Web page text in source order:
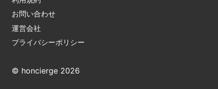
お問い合わせ
運営会社
プライバシーポリシー
© honcierge 2026